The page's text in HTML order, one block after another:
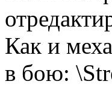
Как и
в бою: